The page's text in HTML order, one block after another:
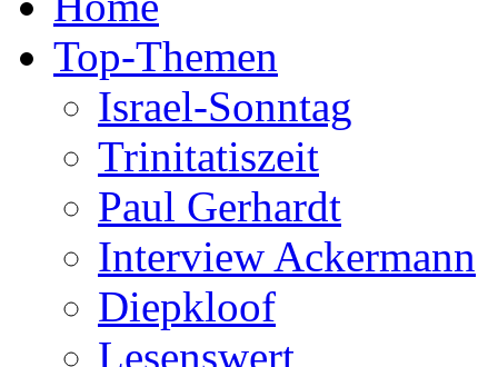
Top-Themen
Israel-Sonntag
Trinitatiszeit
Paul Gerhardt
Interview Ackermann
Diepkloof
Lesenswert